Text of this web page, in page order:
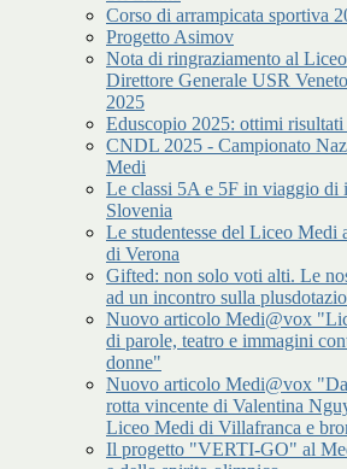
Corso di arrampicata sportiva
Progetto Asimov
Nota di ringraziamento al
Direttore Generale USR
2025
Eduscopio 2025: ottimi
CNDL 2025 - Campionato
Medi
Le classi 5A e 5F in viaggio di
Slovenia
Le studentesse del Liceo Medi
di Verona
Gifted: non solo voti alti. Le
ad un incontro sulla
Nuovo articolo Medi@vox
di parole, teatro e immagini
donne"
Nuovo articolo Medi@vox
rotta vincente di Valentina
Liceo Medi di Villafranca e
Il progetto "VERTI-GO" al